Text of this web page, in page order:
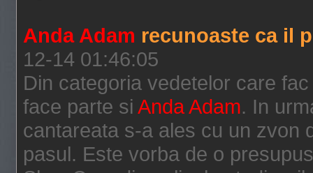
Anda Adam recunoaste ca il
12-14 01:46:05
Din categoria vedetelor care
face parte si Anda Adam. In
cantareata s-a ales cu un zvon
pasul. Este vorba de o